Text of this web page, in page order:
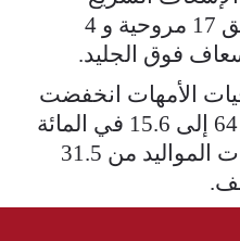
للحالات الحرجة عن طريق 17 مروحية و 4
الأمهات انخفضت
في السنوات الأخيرة من 64 إلى 15.6 في المائة
ألف، وانخفض معدل وفيات المواليد من 31.5